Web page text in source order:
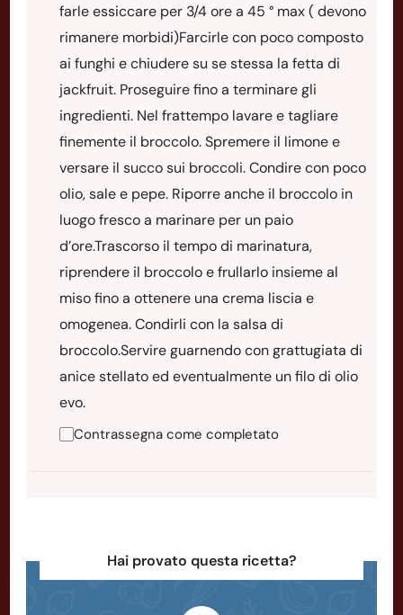
farle essiccare per 3/4 ore a 45 ° max ( devono
rimanere morbidi)Farcirle con poco composto
ai funghi e chiudere su se stessa la fetta di
jackfruit. Proseguire fino a terminare gli
ingredienti. Nel frattempo lavare e tagliare
finemente il broccolo. Spremere il limone e
versare il succo sui broccoli. Condire con poco
olio, sale e pepe. Riporre anche il broccolo in
luogo fresco a marinare per un paio
d’ore.Trascorso il tempo di marinatura,
riprendere il broccolo e frullarlo insieme al
miso fino a ottenere una crema liscia e
omogenea. Condirli con la salsa di
broccolo.Servire guarnendo con grattugiata di
anice stellato ed eventualmente un filo di olio
evo.
Contrassegna come completato
Hai provato questa ricetta?